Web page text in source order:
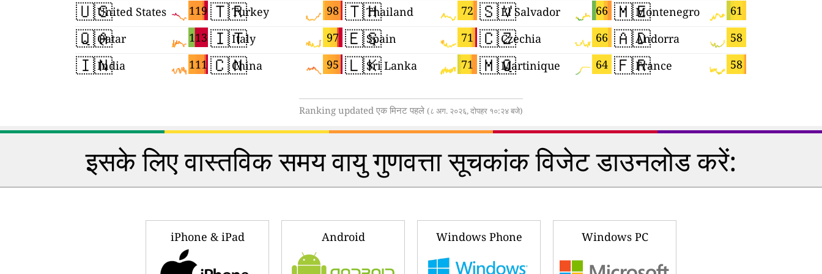
🇺🇸 119
United States
🇶🇦 113
Qatar
🇮🇳 111
India
🇹🇷 98
Turkey
🇮🇹 97
Italy
🇨🇳 95
China
🇹🇭 72
Thailand
🇪🇸 71
Spain
🇱🇰 71
Sri Lanka
🇸🇻 66
El Salvador
🇨🇿 66
Czechia
🇲🇶 64
Martinique
🇲🇪 61
Montenegro
🇦🇩 58
Andorra
🇫🇷 58
France
Ranking updated एक मिनट पहले (८ अग. २०२६, दोपहर १०:२४ बजे)
इसके लिए वास्तविक समय वायु गुणवत्ता सूचकांक विजेट डाउनलोड करें:
iPhone & iPad Android Windows Phone Windows PC